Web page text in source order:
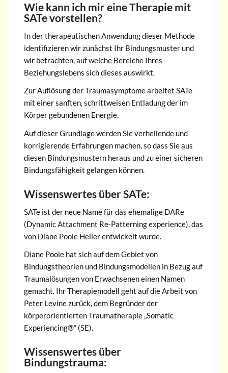
Wie kann ich mir eine Therapie mit
SATe vorstellen?
In der therapeutischen Anwendung dieser Methode
identifizieren wir zunächst Ihr Bindungsmuster und
wir betrachten, auf welche Bereiche Ihres
Beziehungslebens sich dieses auswirkt.
Zur Auflösung der Traumasymptome arbeitet SATe
mit einer sanften, schrittweisen Entladung der im
Körper gebundenen Energie.
Auf dieser Grundlage werden Sie verheilende und
korrigierende Erfahrungen machen, so dass Sie aus
diesen Bindungsmustern heraus und zu einer sicheren
Bindungsfähigkeit gelangen können.
Wissenswertes über SATe:
SATe ist der neue Name für das ehemalige DARe
(Dynamic Attachment Re-Patterning experience), das
von Diane Poole Heller entwickelt wurde.
Diane Poole hat sich auf dem Gebiet von
Bindungstheorien und Bindungsmodellen in Bezug auf
Traumalösungen von Erwachsenen einen Namen
gemacht. Ihr Therapiemodell geht auf die Arbeit von
Peter Levine zurück, dem Begründer der
körperorientierten Traumatherapie „Somatic
Experiencing®“ (SE).
Wissenswertes über
Bindungstrauma: